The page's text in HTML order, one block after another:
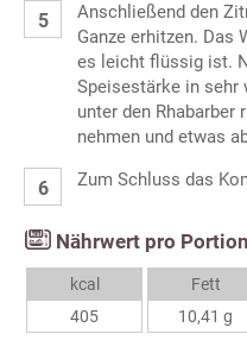
Anschließend den
Ganze erhitzen. Das
es leicht flüssig ist.
Speisestärke in sehr
unter den Rhabarber
nehmen und etwas
Zum Schluss das
Nährwert pro Portion
kcal
405
Fett
10,41 g